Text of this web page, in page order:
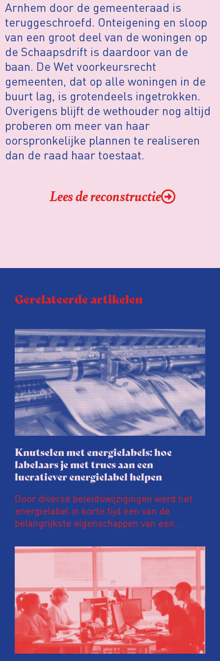
Arnhem door de gemeenteraad is
teruggeschroefd. Onteigening en sloop
van een groot deel van de woningen op
de Schaapsdrift is daardoor van de
baan. De Wet voorkeursrecht
gemeenten, dat op alle woningen in de
buurt lag, is grotendeels ingetrokken.
Overigens blijft de wethouder nog altijd
proberen om meer van haar
oorspronkelijke plannen te realiseren
dan de raad haar toestaat.
Lees de reconstructie
Gerelateerde artikelen
Knutselen met energielabels: hoe
labelaars je met trucs aan een
lucratiever energielabel helpen
Door diverse beleidswijzigingen werd het
energielabel in korte tijd een van de
belangrijkste eigenschappen van een
prijs van een huis en huurinkomsten met
tienduizenden euro’s opschroeven. Daar
wordt door energielabelaars en
vastgoedpartijen gretig op ingespeeld, blijkt
uit onderzoek van het FD. Tienduizenden
labels vallen op dubieuze wijze nét in een
groenere labelletter.